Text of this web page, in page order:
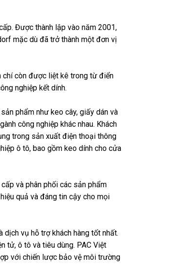
Được thành lập vào năm 2001,
mặc dù đã trở thành một đơn vị
chí còn được liệt kê trong từ điển
nghiệp kết dính.
phẩm như keo cây, giấy dán và
công nghiệp khác nhau. Khách
trong sản xuất điện thoại thông
ô tô, bao gồm keo dính cho cửa
và phân phối các sản phẩm
quả và đáng tin cậy cho mọi
vụ hỗ trợ khách hàng tốt nhất.
tử, ô tô và tiêu dùng. PAC Việt
với chiến lược bảo vệ môi trường